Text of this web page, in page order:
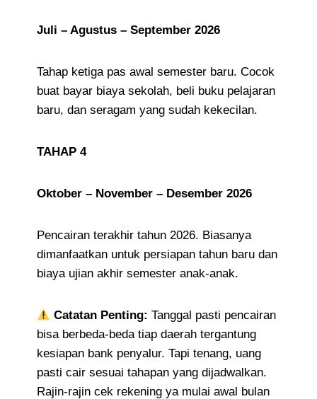
Juli – Agustus – September 2026
Tahap ketiga pas awal semester baru. Cocok
buat bayar biaya sekolah, beli buku pelajaran
baru, dan seragam yang sudah kekecilan.
TAHAP 4
Oktober – November – Desember 2026
Pencairan terakhir tahun 2026. Biasanya
dimanfaatkan untuk persiapan tahun baru dan
biaya ujian akhir semester anak-anak.
Catatan Penting: Tanggal pasti pencairan
bisa berbeda-beda tiap daerah tergantung
kesiapan bank penyalur. Tapi tenang, uang
pasti cair sesuai tahapan yang dijadwalkan.
Rajin-rajin cek rekening ya mulai awal bulan